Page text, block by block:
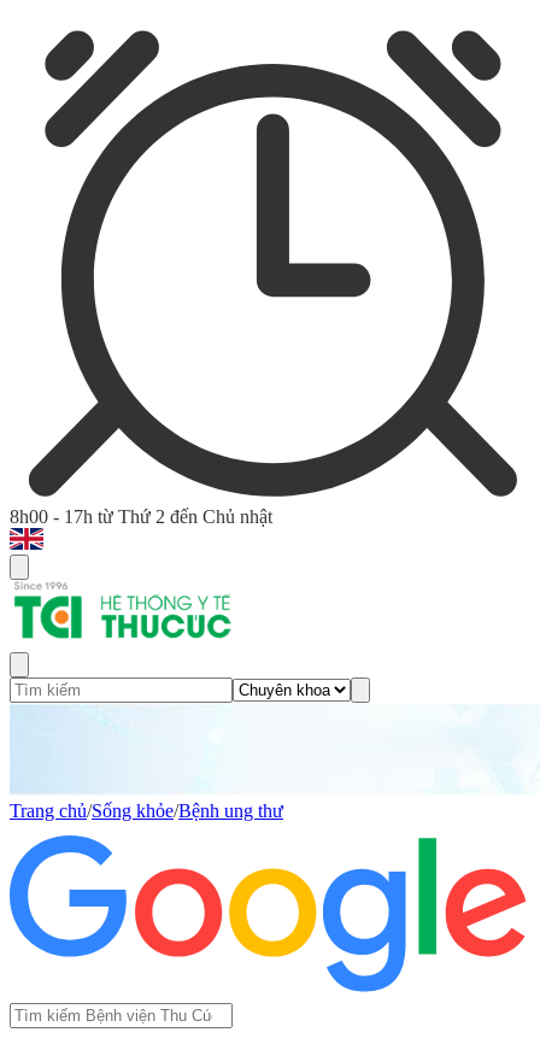
8h00 - 17h từ Thứ 2 đến Chủ nhật
Trang chủ/Sống khỏe/Bệnh ung thư